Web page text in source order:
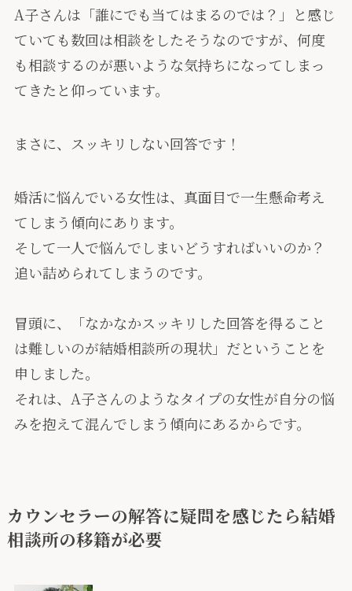
A子さんは「誰にでも当てはまるのでは？」と感じ
ていても数回は相談をしたそうなのですが、 何度
も相談するのが悪いような気持ちになってしまっ
てきたと仰っています。
まさに、スッキリしない回答です！
婚活に悩んでいる女性は、真面目で一生懸命考え
てしまう傾向にあります。
そして一人で悩んでしまいどうすればいいのか？
追い詰められてしまうのです。
冒頭に、「なかなかスッキリした回答を得ること
は難しいのが結婚相談所の現状」だということを
申しました。
それは、A子さんのようなタイプの女性が自分の悩
みを抱えて混んでしまう傾向にあるからです。
カウンセラーの解答に疑問を感じたら結婚
相談所の移籍が必要